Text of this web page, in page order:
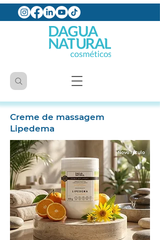
Creme de massagem
Lipedema
Novo rótulo